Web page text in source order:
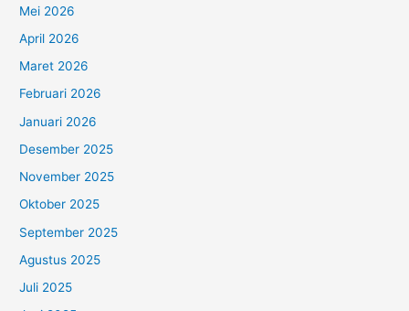
Mei 2026
April 2026
Maret 2026
Februari 2026
Januari 2026
Desember 2025
November 2025
Oktober 2025
September 2025
Agustus 2025
Juli 2025